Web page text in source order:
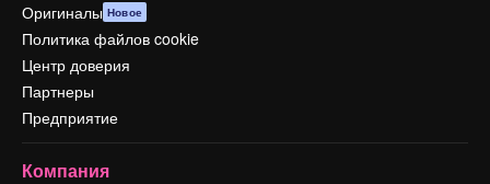
Оригиналы Новое
Политика файлов cookie
Центр доверия
Партнеры
Предприятие
Компания